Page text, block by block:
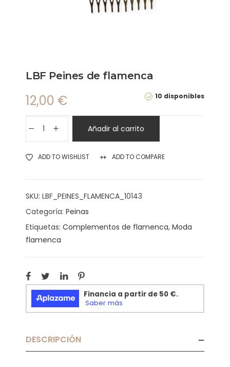
LBF Peines de flamenca
10 disponibles
12,00 €
Añadir al carrito
ADD TO WISHLIST ADD TO COMPARE
SKU: LBF_PEINES_FLAMENCA_10143
Categoría: Peinas
Etiquetas: Complementos de flamenca, Moda
flamenca
DESCRIPCIÓN